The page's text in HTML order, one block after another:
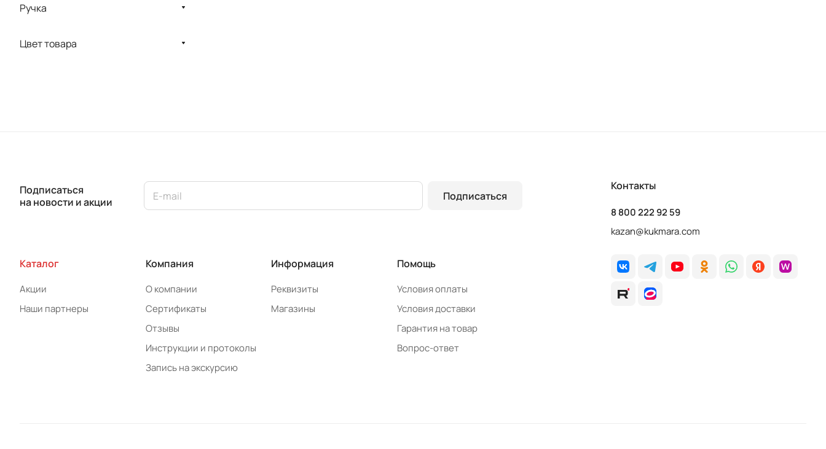
Ручка
Цвет товара
Подписаться
на новости и акции
Подписаться
Каталог
Акции
Наши партнеры
Компания
О компании
Сертификаты
Отзывы
Инструкции и протоколы
Запись на экскурсию
Информация
Реквизиты
Магазины
Помощь
Условия оплаты
Условия доставки
Гарантия на товар
Вопрос-ответ
Контакты
8 800 222 92 59
kazan@kukmara.com